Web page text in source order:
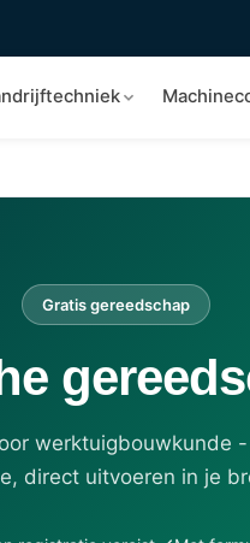
Gratis gereedschap
werktuigbouwkunde
direct uitvoeren in je